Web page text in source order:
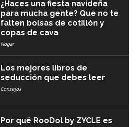
¿Haces una fiesta navideña
para mucha gente? Que no te
falten bolsas de cotillón y
copas de cava
Hogar
Los mejores libros de
seducción que debes leer
Consejos
Por qué RooDol by ZYCLE es